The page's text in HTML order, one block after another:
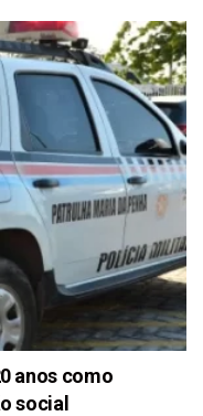
anos como
social